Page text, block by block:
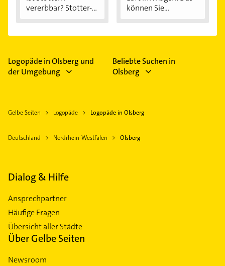
vererbbar? Stotter-
können Sie...
Logopäde in Olsberg und
der Umgebung
Beliebte Suchen in
Olsberg
Gelbe Seiten Logopäde Logopäde in Olsberg
Deutschland Nordrhein-Westfalen Olsberg
Dialog & Hilfe
Ansprechpartner
Häufige Fragen
Übersicht aller Städte
Über Gelbe Seiten
Newsroom